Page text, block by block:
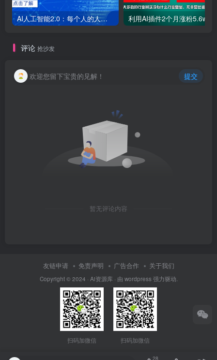
AI人工智能2.0：每个人的人工智能课：从现在开始学习AI（38节课）
评论 抢沙发
欢迎您留下宝贵的见解！ 提交
暂无评论内容
友链申请 免责声明 广告合作 关于我们
Copyright © 2024 · Ai资源库 · 由 wordpress 强力驱动.
扫码加微信 扫码加微信
28